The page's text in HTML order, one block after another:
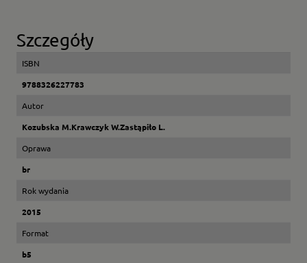
Szczegóły
ISBN
9788326227783
Autor
Kozubska M.Krawczyk W.Zastąpiło L.
Oprawa
br
Rok wydania
2015
Format
b5